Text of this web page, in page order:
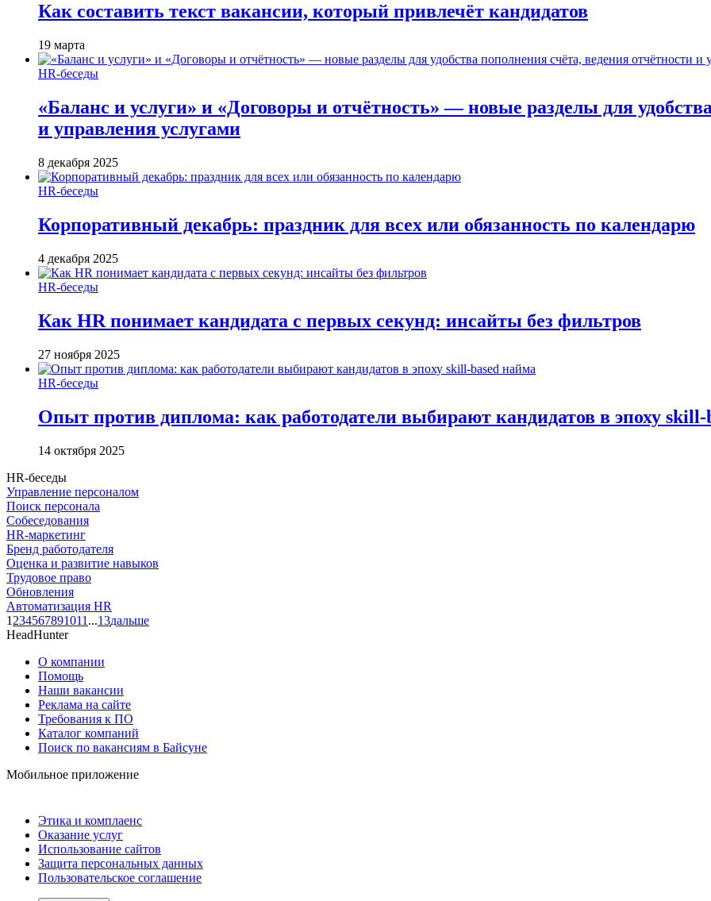
Как составить текст вакансии, который привлечёт кандидатов
19 марта
HR-беседы
«Баланс и услуги» и «Договоры и отчётность» — новые разделы для
и управления услугами
8 декабря 2025
HR-беседы
Корпоративный декабрь: праздник для всех или обязанность по календарю
4 декабря 2025
HR-беседы
Как HR понимает кандидата с первых секунд: инсайты без фильтров
27 ноября 2025
HR-беседы
Опыт против диплома: как работодатели выбирают кандидатов в эпоху skill-
14 октября 2025
HR-беседы
Управление персоналом
Поиск персонала
Собеседования
HR-маркетинг
Бренд работодателя
Оценка и развитие навыков
Трудовое право
Обновления
Автоматизация HR
1 234567891011 ...13дальше
HeadHunter
О компании
Помощь
Наши вакансии
Реклама на сайте
Требования к ПО
Каталог компаний
Поиск по вакансиям в Байсуне
Мобильное приложение
Этика и комплаенс
Оказание услуг
Использование сайтов
Защита персональных данных
Пользовательское соглашение